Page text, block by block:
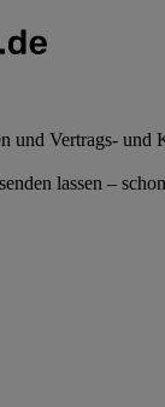
und Vertrags-
lassen –